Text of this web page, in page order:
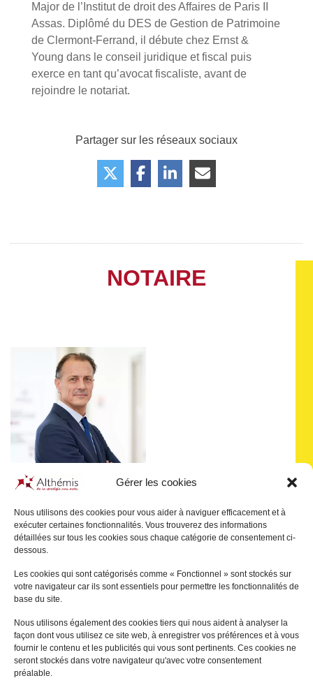
Gérer les cookies
Nous utilisons des cookies pour vous aider à naviguer efficacement et à
exécuter certaines fonctionnalités. Vous trouverez des informations
détaillées sur tous les cookies sous chaque catégorie de consentement ci-
dessous.
Les cookies qui sont catégorisés comme « Fonctionnel » sont stockés sur
votre navigateur car ils sont essentiels pour permettre les fonctionnalités de
base du site.
Nous utilisons également des cookies tiers qui nous aident à analyser la
façon dont vous utilisez ce site web, à enregistrer vos préférences et à vous
fournir le contenu et les publicités qui vous sont pertinents. Ces cookies ne
seront stockés dans votre navigateur qu'avec votre consentement
préalable.
Major de l’Institut de droit des Affaires de Paris II
Assas. Diplômé du DES de Gestion de Patrimoine
de Clermont-Ferrand, il débute chez Ernst &
Young dans le conseil juridique et fiscal puis
exerce en tant qu’avocat fiscaliste, avant de
rejoindre le notariat.
Partager sur les réseaux sociaux
NOTAIRE
PascalJULIEN SAINT-
AMAND
PARIS